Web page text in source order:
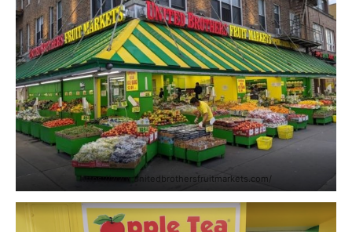
https://www.unitedbrothersfruitmarkets.com/